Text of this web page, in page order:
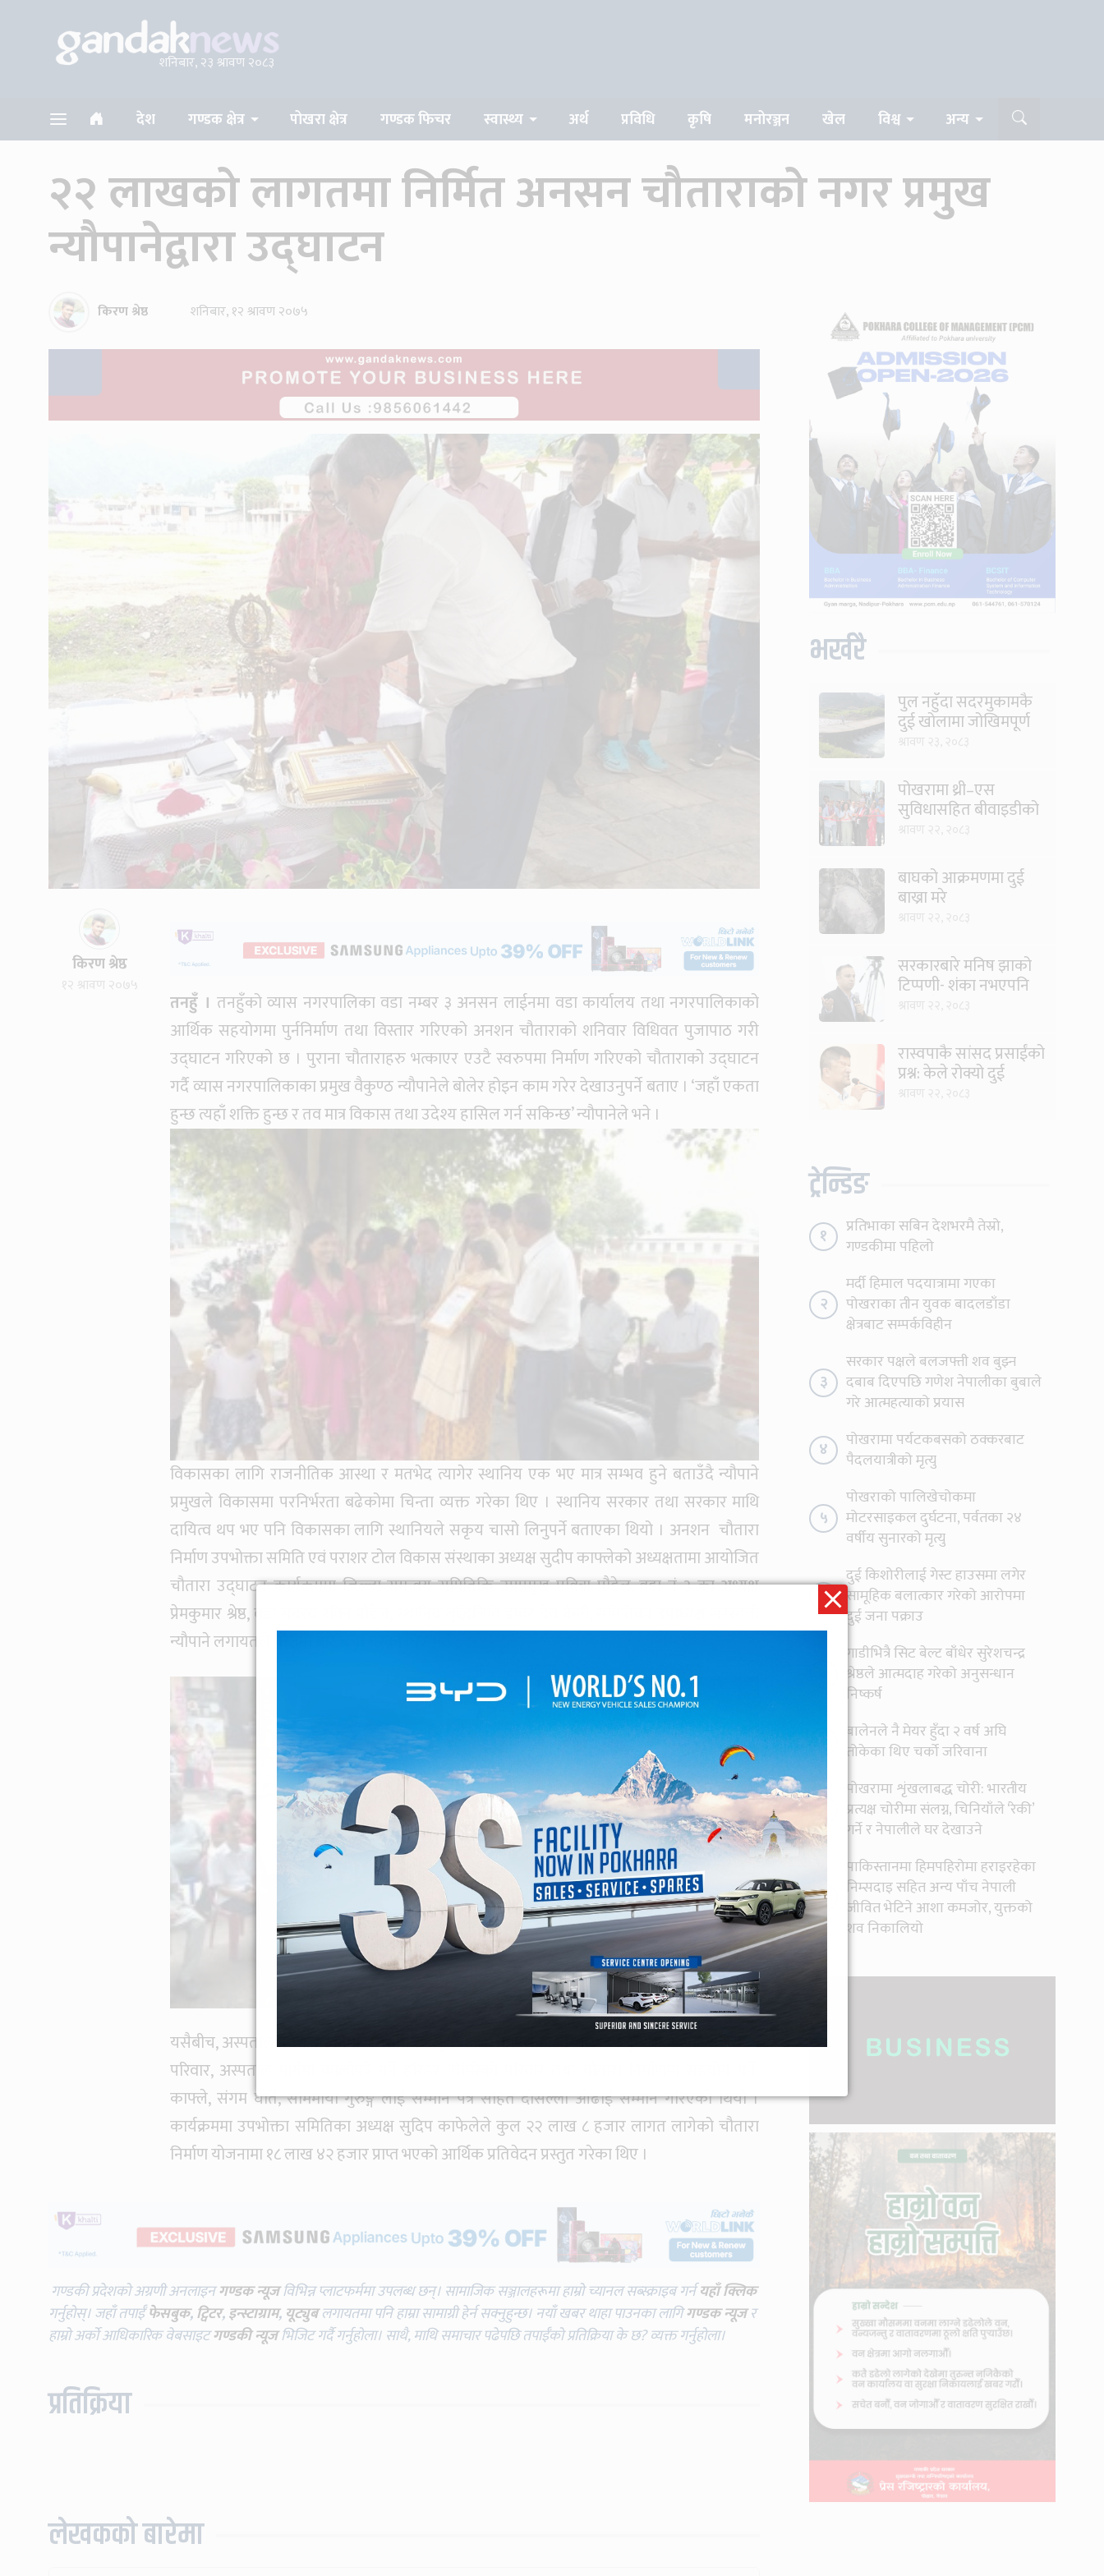
शनिबार, २३ श्रावण २०८३
देश गण्डक क्षेत्र पोखरा क्षेत्र गण्डक फिचर स्वास्थ्य अर्थ प्रविधि कृषि मनोरञ्जन खेल विश्व अन्य
२२ लाखको लागतमा निर्मित अनसन चौताराको नगर प्रमुख
न्यौपानेद्वारा उद्घाटन
किरण श्रेष्ठ शनिबार, १२ श्रावण २०७५
किरण श्रेष्ठ
१२ श्रावण २०७५
तनहुँ । तनहुँको व्यास नगरपालिका वडा नम्बर ३ अनसन लाईनमा वडा कार्यालय तथा नगरपालिकाको
आर्थिक सहयोगमा पुर्ननिर्माण तथा विस्तार गरिएको अनशन चौताराको शनिवार विधिवत पुजापाठ गरी
उद्घाटन गरिएको छ । पुराना चौताराहरु भत्काएर एउटै स्वरुपमा निर्माण गरिएको चौताराको उद्घाटन
गर्दै व्यास नगरपालिकाका प्रमुख वैकुण्ठ न्यौपानेले बोलेर होइन काम गरेर देखाउनुपर्ने बताए । ‘जहाँ एकता
हुन्छ त्यहाँ शक्ति हुन्छ र तव मात्र विकास तथा उदेश्य हासिल गर्न सकिन्छ’ न्यौपानेले भने ।
विकासका लागि राजनीतिक आस्था र मतभेद त्यागेर स्थानिय एक भए मात्र सम्भव हुने बताउँदै न्यौपाने
प्रमुखले विकासमा परनिर्भरता बढेकोमा चिन्ता व्यक्त गरेका थिए । स्थानिय सरकार तथा सरकार माथि
दायित्व थप भए पनि विकासका लागि स्थानियले सकृय चासो लिनुपर्ने बताएका थियो । अनशन चौतारा
निर्माण उपभोक्ता समिति एवं पराशर टोल विकास संस्थाका अध्यक्ष सुदीप काफ्लेको अध्यक्षतामा आयोजित
चौतारा उद्घाटन कार्यक्रममा जिल्ला समन्वय समितिकि उपप्रमुख पवित्रा पौडेल, वडा नं ३ का अध्यक्ष
प्रेमकुमार श्रेष्ठ, वडा सदस्य रविन पौडेल, स्थानिय बुद्धिजिवि डम्बर देव कैनी, समितिका उपाध्यक्ष सरस्वती
न्यौपाने लगायतले योजना बारे चर्चा गरेका थिए ।
यसैबीच, अस्पताल प्रवेशद्धार निर्माण गरेको स्व. पुरुषोक्तम काफ्लेको परिवार दिप कुमारी काफ्ले सहितका
परिवार, अस्पताल मार्गमा कालोपत्रे गर्ने हरिहर घिमिरेको परिवार तथा चौतारा निर्माणमा सहयोग गर्ने
काफ्ले, संगम घर्ति, सोममाया गुरुङ्ग लाई सम्मान पत्र सहित दोसल्ला ओढाई सम्मान गरिएको थियो ।
कार्यक्रममा उपभोक्ता समितिका अध्यक्ष सुदिप काफेलेले कुल २२ लाख ८ हजार लागत लागेको चौतारा
निर्माण योजनामा १८ लाख ४२ हजार प्राप्त भएको आर्थिक प्रतिवेदन प्रस्तुत गरेका थिए ।
गण्डकी प्रदेशको अग्रणी अनलाइनगण्डक न्यूजविभिन्न प्लाटफर्ममा उपलब्ध छन्। सामाजिक सञ्जालहरूमा हाम्रो च्यानल सब्स्क्राइब गर्नयहाँ क्लिक
गर्नुहोस्। जहाँ तपाईँफेसबुक,ट्विटर,इन्स्टाग्राम, यूट्युब लगायतमा पनि हाम्रा सामाग्री हेर्न सक्नुहुन्छ। नयाँ खबर थाहा पाउनका लागिगण्डक न्यूजर
हाम्रो अर्को आधिकारिक वेबसाइटगण्डकी न्यूजभिजिट गर्दै गर्नुहोला। साथै, माथि समाचार पढेपछि तपाईँको प्रतिक्रिया के छ? व्यक्त गर्नुहोला।
प्रतिक्रिया
लेखकको बारेमा
भर्खरै
पुल नहुँदा सदरमुकामकै
दुई खोलामा जोखिमपूर्ण
पोखरामा थ्री–एस
सुविधासहित बीवाइडीको
बाघको आक्रमणमा दुई
बाख्रा मरे
सरकारबारे मनिष झाको
टिप्पणी- शंका नभएपनि
रास्वपाकै सांसद प्रसाईंको
प्रश्न: केले रोक्यो दुई
ट्रेन्डिङ
१
प्रतिभाका सबिन देशभरमै तेस्रो,
गण्डकीमा पहिलो
२
मर्दी हिमाल पदयात्रामा गएका
पोखराका तीन युवक बादलडाँडा
क्षेत्रबाट सम्पर्कविहीन
३
सरकार पक्षले बलजफ्ती शव बुझ्न
दबाब दिएपछि गणेश नेपालीका बुबाले
गरे आत्महत्याको प्रयास
४
पोखरामा पर्यटकबसको ठक्करबाट
पैदलयात्रीको मृत्यु
५
पोखराको पालिखेचोकमा
मोटरसाइकल दुर्घटना, पर्वतका २४
वर्षीय सुनारको मृत्यु
६
दुई किशोरीलाई गेस्ट हाउसमा लगेर
सामूहिक बलात्कार गरेको आरोपमा
दुई जना पक्राउ
गाडीभित्रै सिट बेल्ट बाँधेर सुरेशचन्द्र
श्रेष्ठले आत्मदाह गरेको अनुसन्धान
निष्कर्ष
८
बालेनले नै मेयर हुँदा २ वर्ष अघि
तोकेका थिए चर्को जरिवाना
पोखरामा शृंखलाबद्ध चोरी: भारतीय
प्रत्यक्ष चोरीमा संलग्न, चिनियाँले ‘रेकी’
गर्ने र नेपालीले घर देखाउने
१०
पाकिस्तानमा हिमपहिरोमा हराइरहेका
निम्सदाइ सहित अन्य पाँच नेपाली
जीवित भेटिने आशा कमजोर, युक्तको
शव निकालियो